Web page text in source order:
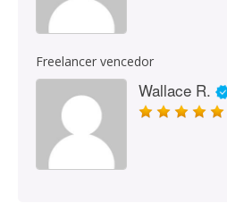
Freelancer vencedor
Wallace R.